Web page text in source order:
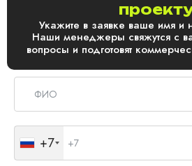
Укажите в заявке ваше имя и
Наши менеджеры свяжутся с
вопросы и подготовят
+7